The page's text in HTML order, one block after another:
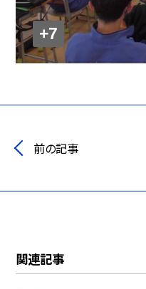
+7
前の記事
関連記事